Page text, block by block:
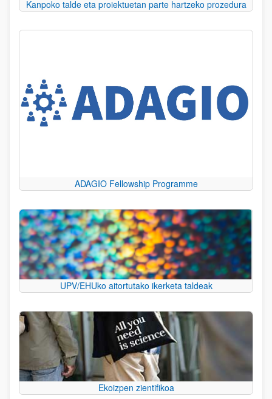
Kanpoko talde eta proiektuetan parte hartzeko prozedura
ADAGIO Fellowship Programme
UPV/EHUko aitortutako ikerketa taldeak
Ekoizpen zientifikoa